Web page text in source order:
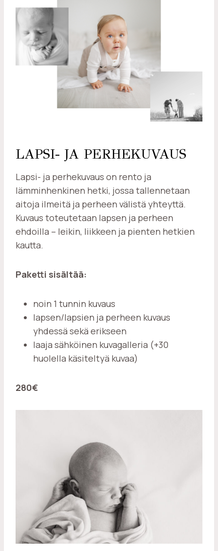
LAPSI- JA PERHEKUVAUS
Lapsi- ja perhekuvaus on rento ja
lämminhenkinen hetki, jossa tallennetaan
aitoja ilmeitä ja perheen välistä yhteyttä.
Kuvaus toteutetaan lapsen ja perheen
ehdoilla – leikin, liikkeen ja pienten hetkien
kautta.
Paketti sisältää:
noin 1 tunnin kuvaus
lapsen/lapsien ja perheen kuvaus
yhdessä sekä erikseen
laaja sähköinen kuvagalleria (+30
huolella käsiteltyä kuvaa)
280€